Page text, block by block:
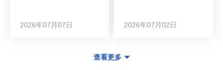
2026年07月07日 2026年07月02日
查看更多